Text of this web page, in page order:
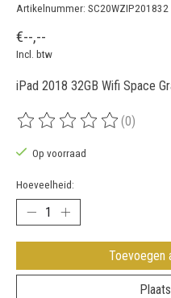
Artikelnummer: SC20WZIP201832
€--,--
Incl. btw
iPad 2018 32GB Wifi Space
De beoordeling van dit(0)
Op voorraad
Hoeveelheid:
Toevoegen